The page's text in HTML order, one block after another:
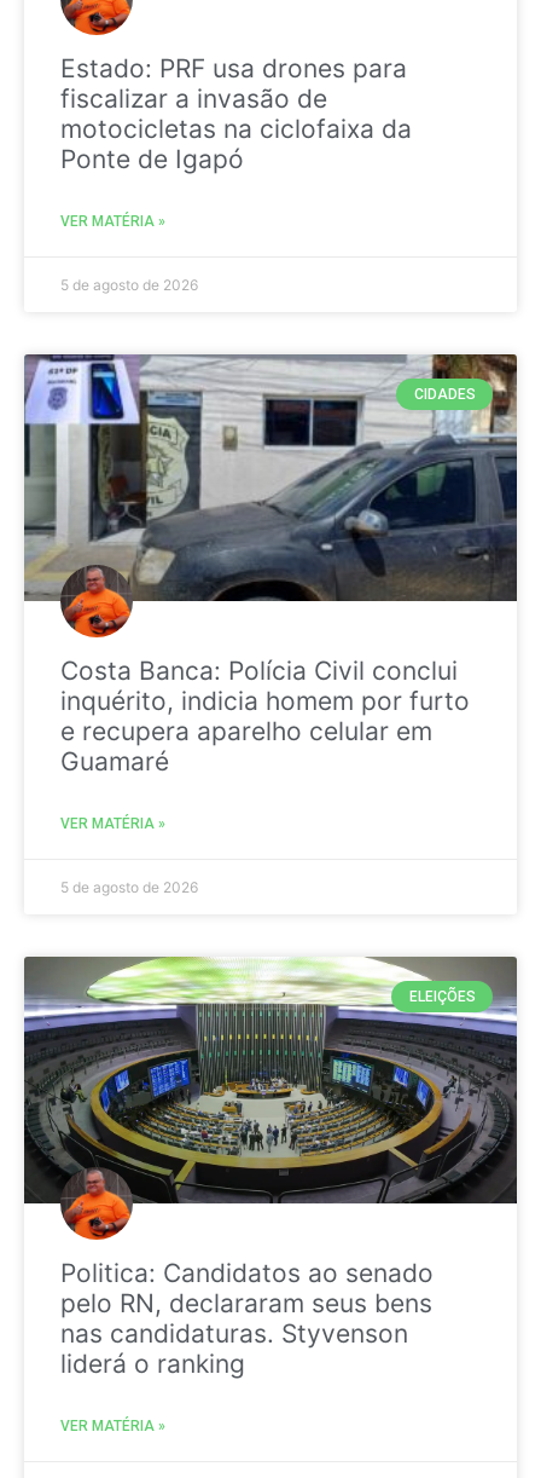
Estado: PRF usa drones para
fiscalizar a invasão de
motocicletas na ciclofaixa da
Ponte de Igapó
VER MATÉRIA »
5 de agosto de 2026
CIDADES
Costa Banca: Polícia Civil conclui
inquérito, indicia homem por furto
e recupera aparelho celular em
Guamaré
VER MATÉRIA »
5 de agosto de 2026
ELEIÇÕES
Politica: Candidatos ao senado
pelo RN, declararam seus bens
nas candidaturas. Styvenson
liderá o ranking
VER MATÉRIA »